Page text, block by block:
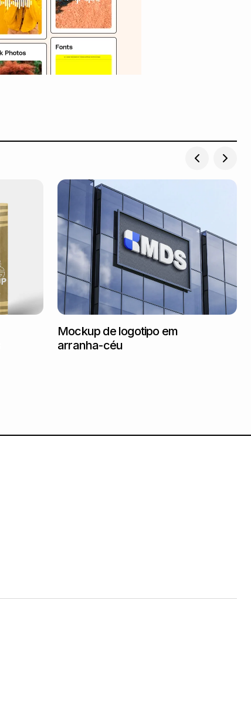
Mockup de logotipo em
arranha-céu